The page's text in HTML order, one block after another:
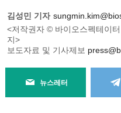
김성민 기자
<저작권자 © 바이오스펙테이
지>
보도자료 및 기사제보
뉴스레터